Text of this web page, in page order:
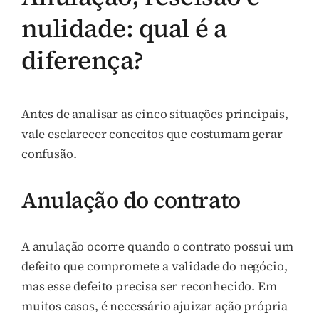
nulidade: qual é a
diferença?
Antes de analisar as cinco situações principais,
vale esclarecer conceitos que costumam gerar
confusão.
Anulação do contrato
A anulação ocorre quando o contrato possui um
defeito que compromete a validade do negócio,
mas esse defeito precisa ser reconhecido. Em
muitos casos, é necessário ajuizar ação própria